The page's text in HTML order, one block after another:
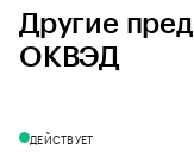
Другие
ОКВЭД
ДЕЙСТВУЕТ